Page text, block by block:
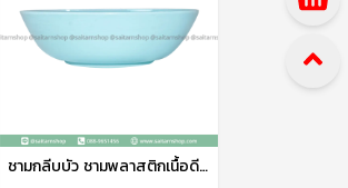
ชามกลีบบัว ชามพลาสติกเนื้อดี ชามใส่อาหาร ชามกับข้าว ชามน้ำซุป ชามก๋วยเตี๋ยว ขนาดกว้าง 7.5นิ้ว No.802 ดาว